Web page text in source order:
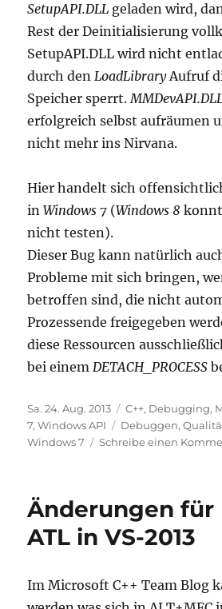
SetupAPI.DLL geladen wird,
Rest der Deinitialisierung
SetupAPI.DLL wird nicht
durch denLoadLibraryAufruf
Speicher sperrt.
erfolgreich selbst aufräumen
nicht mehr ins Nirvana.
Hier handelt sich
inWindows 7 (Windows 8
nicht testen).
Dieser Bug kann natürlich
Probleme mit sich bringen,
betroffen sind, die nicht
Prozessende freigegeben
diese Ressourcen
bei einemDETACH_PROCESS
Veröffentlicht
am
Sa. 24. Aug. 2013 Kategorien
C++, Debugging,
7,Windows API Schlagwörter
Debuggen,
Windows 7
Schreibe einen
Änderungen für
ATL in VS-2013
Im Microsoft C++ Team Blog